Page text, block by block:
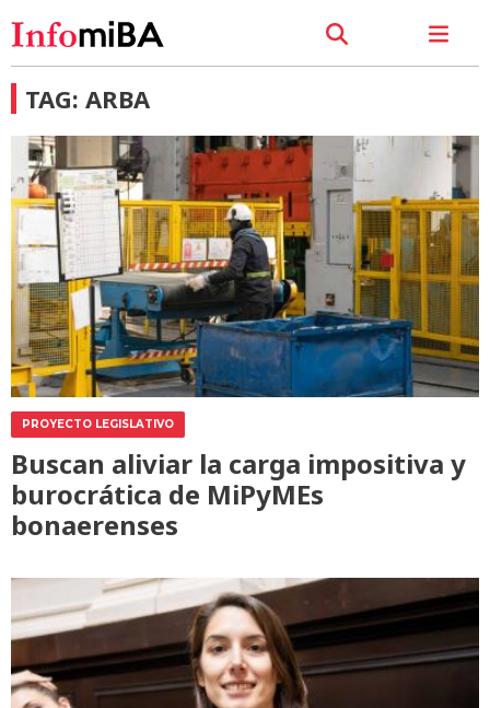
TAG: ARBA
PROYECTO LEGISLATIVO
Buscan aliviar la carga impositiva y
burocrática de MiPyMEs
bonaerenses